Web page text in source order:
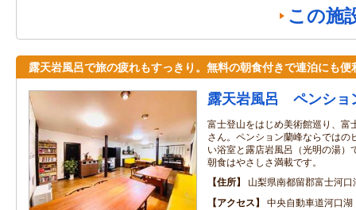
この施
露天岩風呂で旅の疲れもすっきり。無料の朝食付きで連泊にも便
露天岩風呂 ペンショ
富士登山をはじめ美術館巡り、富
さん。ペンション蘭峰ならではの
い浴室と露店岩風呂（光明の湯）
朝食はやさしさ満載です。
住所
山梨県南都留郡富士河
アクセス
中央自動車道河口